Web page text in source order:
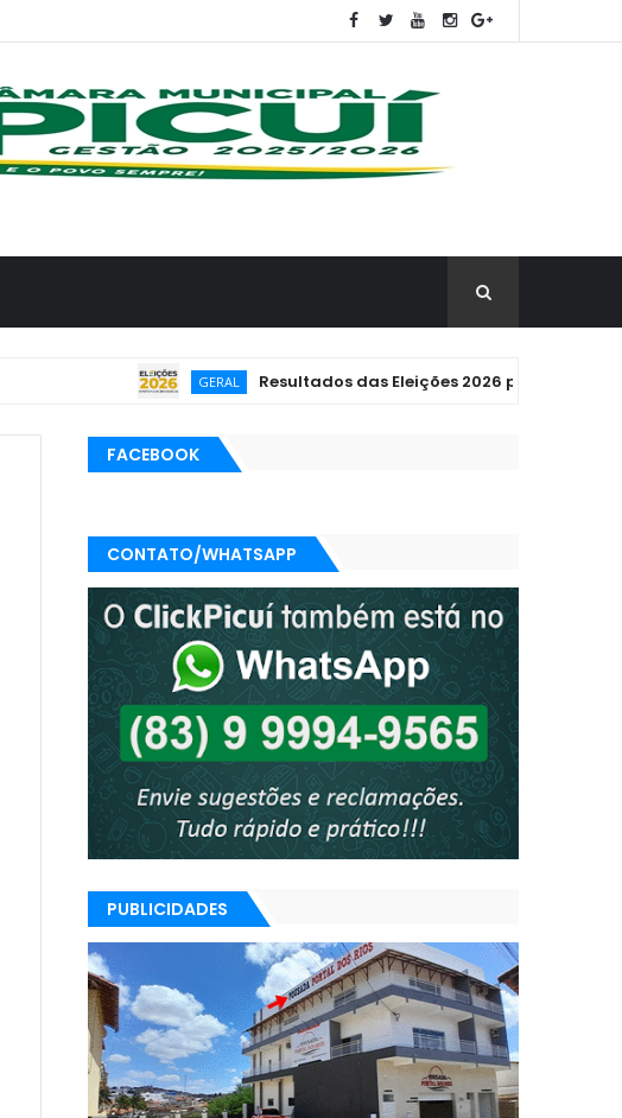
GERAL Resultados das Eleições 2026 poderão ser
FACEBOOK
CONTATO/WHATSAPP
PUBLICIDADES